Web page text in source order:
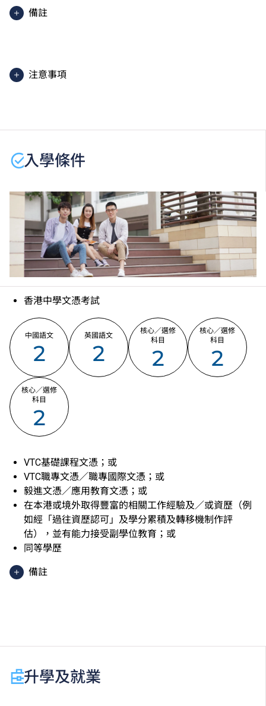
備註
考試中最佳五科成績（包括中國語文及英國語文）的分
數。分數只供參考。（分數對應為：5**=7分；5*=6
注意事項
學生或須於其他VTC院校上課。VTC可因應情況取消任
分校／上課地點。
入學條件
香港中學文憑考試
中國語文
2
英國語文
2
核心／選修
科目
2
核心／選修
科目
2
核心／選修
科目
2
VTC基礎課程文憑；或
VTC職專文憑／職專國際文憑；或
毅進文憑／應用教育文憑；或
在本港或境外取得豐富的相關工作經驗及／或資歷（例
如經「過往資歷認可」及學分累積及轉移機制作評
估），並有能力接受副學位教育；或
同等學歷
備註
於申請入學時只可計算一科其他語言科目（丙類科
目）。2024年及以前之其他語言科目取得「D或E級」
升學及就業